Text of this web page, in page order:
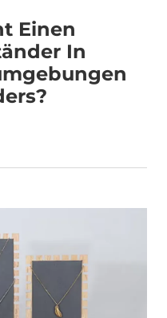
Einen
In